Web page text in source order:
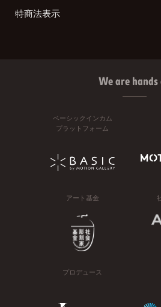
特商法表示
We are hands
ベーシックインカム
プラットフォーム
アート基金
プロデュース